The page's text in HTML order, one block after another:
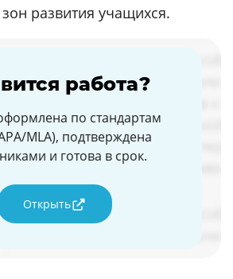
развития учащихся.
работа?
по стандартам
MLA), подтверждена
и готова в срок.
Открыть